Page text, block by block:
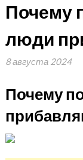
Почему
люди
8 августа 2024
Почему